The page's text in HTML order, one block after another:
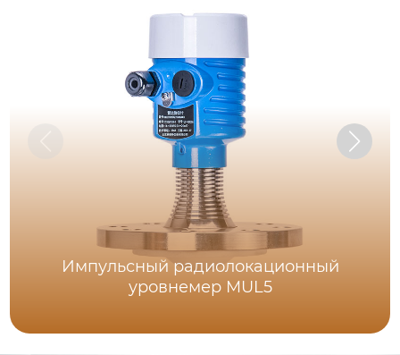
Импульсный радиолокационный
уровнемер MUL5